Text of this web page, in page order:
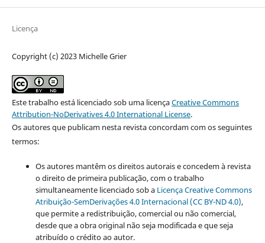
Licença
Copyright (c) 2023 Michelle Grier
Este trabalho está licenciado sob uma licençaCreative Commons
Attribution-NoDerivatives 4.0 International License.
Os autores que publicam nesta revista concordam com os seguintes
termos:
Os autores mantêm os direitos autorais e concedem à revista
o direito de primeira publicação, com o trabalho
simultaneamente licenciado sob aLicença Creative Commons
Atribuição-SemDerivações 4.0 Internacional (CC BY-ND 4.0),
que permite a redistribuição, comercial ou não comercial,
desde que a obra original não seja modificada e que seja
atribuído o crédito ao autor.